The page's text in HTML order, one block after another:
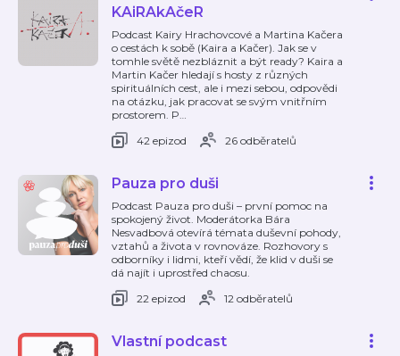
KAiRAkAčeR
Podcast Kairy Hrachovcové a Martina Kačera
o cestách k sobě (Kaira a Kačer). Jak se v
tomhle světě nezbláznit a být ready? Kaira a
Martin Kačer hledají s hosty z různých
spirituálních cest, ale i mezi sebou, odpovědi
na otázku, jak pracovat se svým vnitřním
prostorem. P…
42 epizod
26 odběratelů
Pauza pro duši
Podcast Pauza pro duši – první pomoc na
spokojený život. Moderátorka Bára
Nesvadbová otevírá témata duševní pohody,
vztahů a života v rovnováze. Rozhovory s
odborníky i lidmi, kteří vědí, že klid v duši se
dá najít i uprostřed chaosu.
22 epizod
12 odběratelů
Vlastní podcast